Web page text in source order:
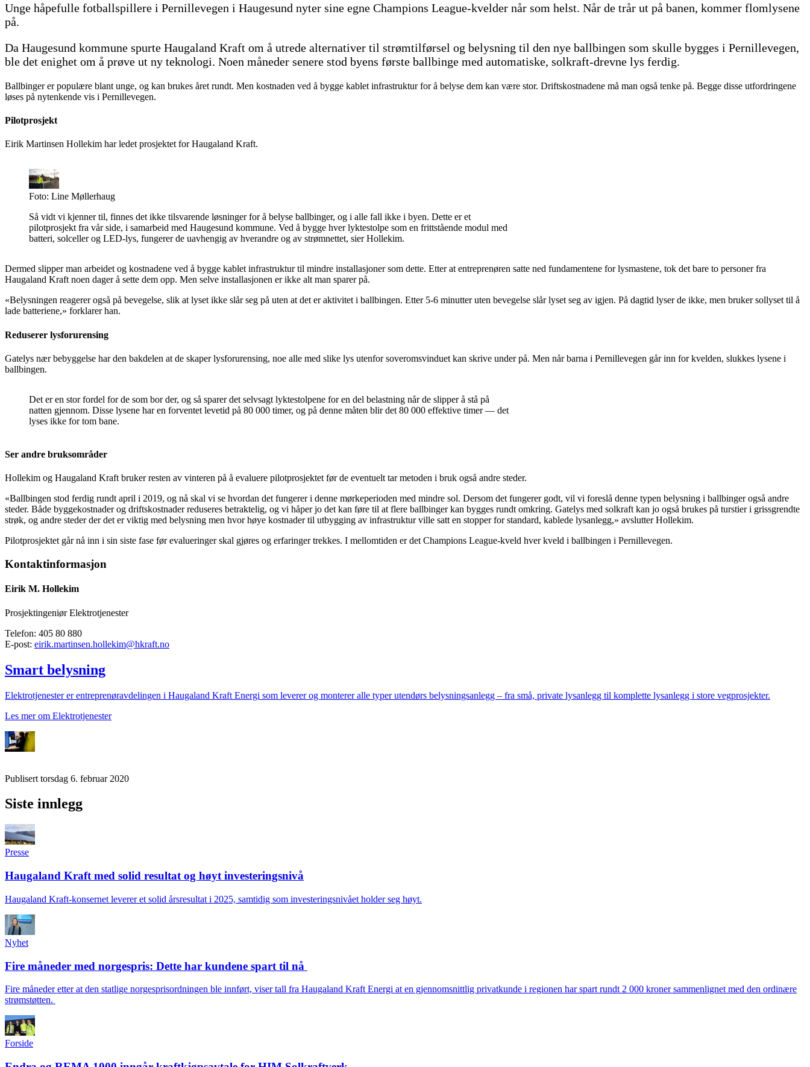
Unge håpefulle fotballspillere i Pernillevegen i Haugesund nyter sine egne Champions League-kvelder når som helst. Når de trår ut på banen, kommer flomlysene
på.
Da Haugesund kommune spurte Haugaland Kraft om å utrede alternativer til strømtilførsel og belysning til den nye ballbingen som skulle bygges i Pernillevegen,
ble det enighet om å prøve ut ny teknologi. Noen måneder senere stod byens første ballbinge med automatiske, solkraft-drevne lys ferdig.
Ballbinger er populære blant unge, og kan brukes året rundt. Men kostnaden ved å bygge kablet infrastruktur for å belyse dem kan være stor. Driftskostnadene må man også tenke på. Begge disse utfordringene
løses på nytenkende vis i Pernillevegen.
Pilotprosjekt
Eirik Martinsen Hollekim har ledet prosjektet for Haugaland Kraft.
Foto: Line Møllerhaug
Så vidt vi kjenner til, finnes det ikke tilsvarende løsninger for å belyse ballbinger, og i alle fall ikke i byen. Dette er et
pilotprosjekt fra vår side, i samarbeid med Haugesund kommune. Ved å bygge hver lyktestolpe som en frittstående modul med
batteri, solceller og LED-lys, fungerer de uavhengig av hverandre og av strømnettet, sier Hollekim.
Dermed slipper man arbeidet og kostnadene ved å bygge kablet infrastruktur til mindre installasjoner som dette. Etter at entreprenøren satte ned fundamentene for lysmastene, tok det bare to personer fra
Haugaland Kraft noen dager å sette dem opp. Men selve installasjonen er ikke alt man sparer på.
«Belysningen reagerer også på bevegelse, slik at lyset ikke slår seg på uten at det er aktivitet i ballbingen. Etter 5-6 minutter uten bevegelse slår lyset seg av igjen. På dagtid lyser de ikke, men bruker sollyset til å
lade batteriene,» forklarer han.
Reduserer lysforurensing
Gatelys nær bebyggelse har den bakdelen at de skaper lysforurensing, noe alle med slike lys utenfor soveromsvinduet kan skrive under på. Men når barna i Pernillevegen går inn for kvelden, slukkes lysene i
ballbingen.
Det er en stor fordel for de som bor der, og så sparer det selvsagt lyktestolpene for en del belastning når de slipper å stå på
natten gjennom. Disse lysene har en forventet levetid på 80 000 timer, og på denne måten blir det 80 000 effektive timer — det
lyses ikke for tom bane.
Ser andre bruksområder
Hollekim og Haugaland Kraft bruker resten av vinteren på å evaluere pilotprosjektet før de eventuelt tar metoden i bruk også andre steder.
«Ballbingen stod ferdig rundt april i 2019, og nå skal vi se hvordan det fungerer i denne mørkeperioden med mindre sol. Dersom det fungerer godt, vil vi foreslå denne typen belysning i ballbinger også andre
steder. Både byggekostnader og driftskostnader reduseres betraktelig, og vi håper jo det kan føre til at flere ballbinger kan bygges rundt omkring. Gatelys med solkraft kan jo også brukes på turstier i grissgrendte
strøk, og andre steder der det er viktig med belysning men hvor høye kostnader til utbygging av infrastruktur ville satt en stopper for standard, kablede lysanlegg,» avslutter Hollekim.
Pilotprosjektet går nå inn i sin siste fase før evalueringer skal gjøres og erfaringer trekkes. I mellomtiden er det Champions League-kveld hver kveld i ballbingen i Pernillevegen.
Kontaktinformasjon
Eirik M. Hollekim
Prosjektingeniør Elektrotjenester
Telefon: 405 80 880
E-post: eirik.martinsen.hollekim@hkraft.no
Smart belysning
Elektrotjenester er entreprenøravdelingen i Haugaland Kraft Energi som leverer og monterer alle typer utendørs belysningsanlegg – fra små, private lysanlegg til komplette lysanlegg i store vegprosjekter.
Les mer om Elektrotjenester
Publisert torsdag 6. februar 2020
Siste innlegg
Presse
Haugaland Kraft med solid resultat og høyt investeringsnivå
Haugaland Kraft-konsernet leverer et solid årsresultat i 2025, samtidig som investeringsnivået holder seg høyt.
Nyhet
Fire måneder med norgespris: Dette har kundene spart til nå
Fire måneder etter at den statlige norgesprisordningen ble innført, viser tall fra Haugaland Kraft Energi at en gjennomsnittlig privatkunde i regionen har spart rundt 2 000 kroner sammenlignet med den ordinære
strømstøtten.
Forside